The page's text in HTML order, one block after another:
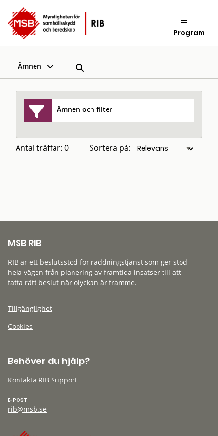
Program
Ämnen
Ämnen och filter
Antal träffar: 0 Sortera på:
MSB RIB
RIB är ett beslutsstöd för räddningstjänst som ger stöd
hela vägen från planering av framtida insatser till att
fatta rätt beslut när olyckan är framme.
Tillgänglighet
Cookies
Behöver du hjälp?
Kontakta RIB Support
E-POST
rib@msb.se